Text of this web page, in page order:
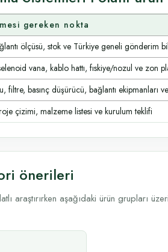
gereken nokta
ölçüsü, stok ve Türkiye geneli gönderim
vana, kablo hattı, fıskiye/nozul ve zon
filtre, basınç düşürücü, bağlantı ekipmanları
çizimi, malzeme listesi ve kurulum teklifi
önerileri
araştırırken aşağıdaki ürün grupları